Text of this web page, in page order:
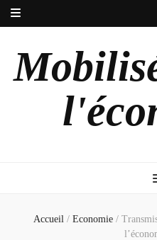
Accueil / Economie /